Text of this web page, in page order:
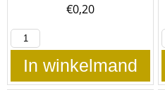
€0,20
In winkelmand